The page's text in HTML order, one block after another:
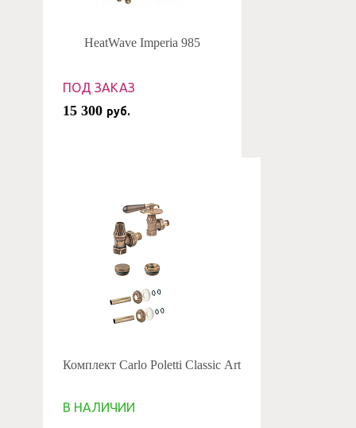
HeatWave Imperia 985
ПОД ЗАКАЗ
15 300 руб.
Комплект Carlo Poletti Classic Art
В НАЛИЧИИ